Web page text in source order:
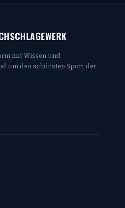
mit Wissen und
um den schönsten Sport der